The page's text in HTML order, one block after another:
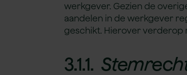
werkgever. Gezien de
aandelen in de werkgever
geschikt. Hierover verderop
3.1.1.